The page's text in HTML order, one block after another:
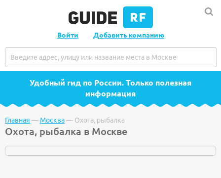
Войти Добавить компанию
Удобный гид по России. Только полезная
информация
Главная — Москва— Охота, рыбалка
Охота, рыбалка в Москве